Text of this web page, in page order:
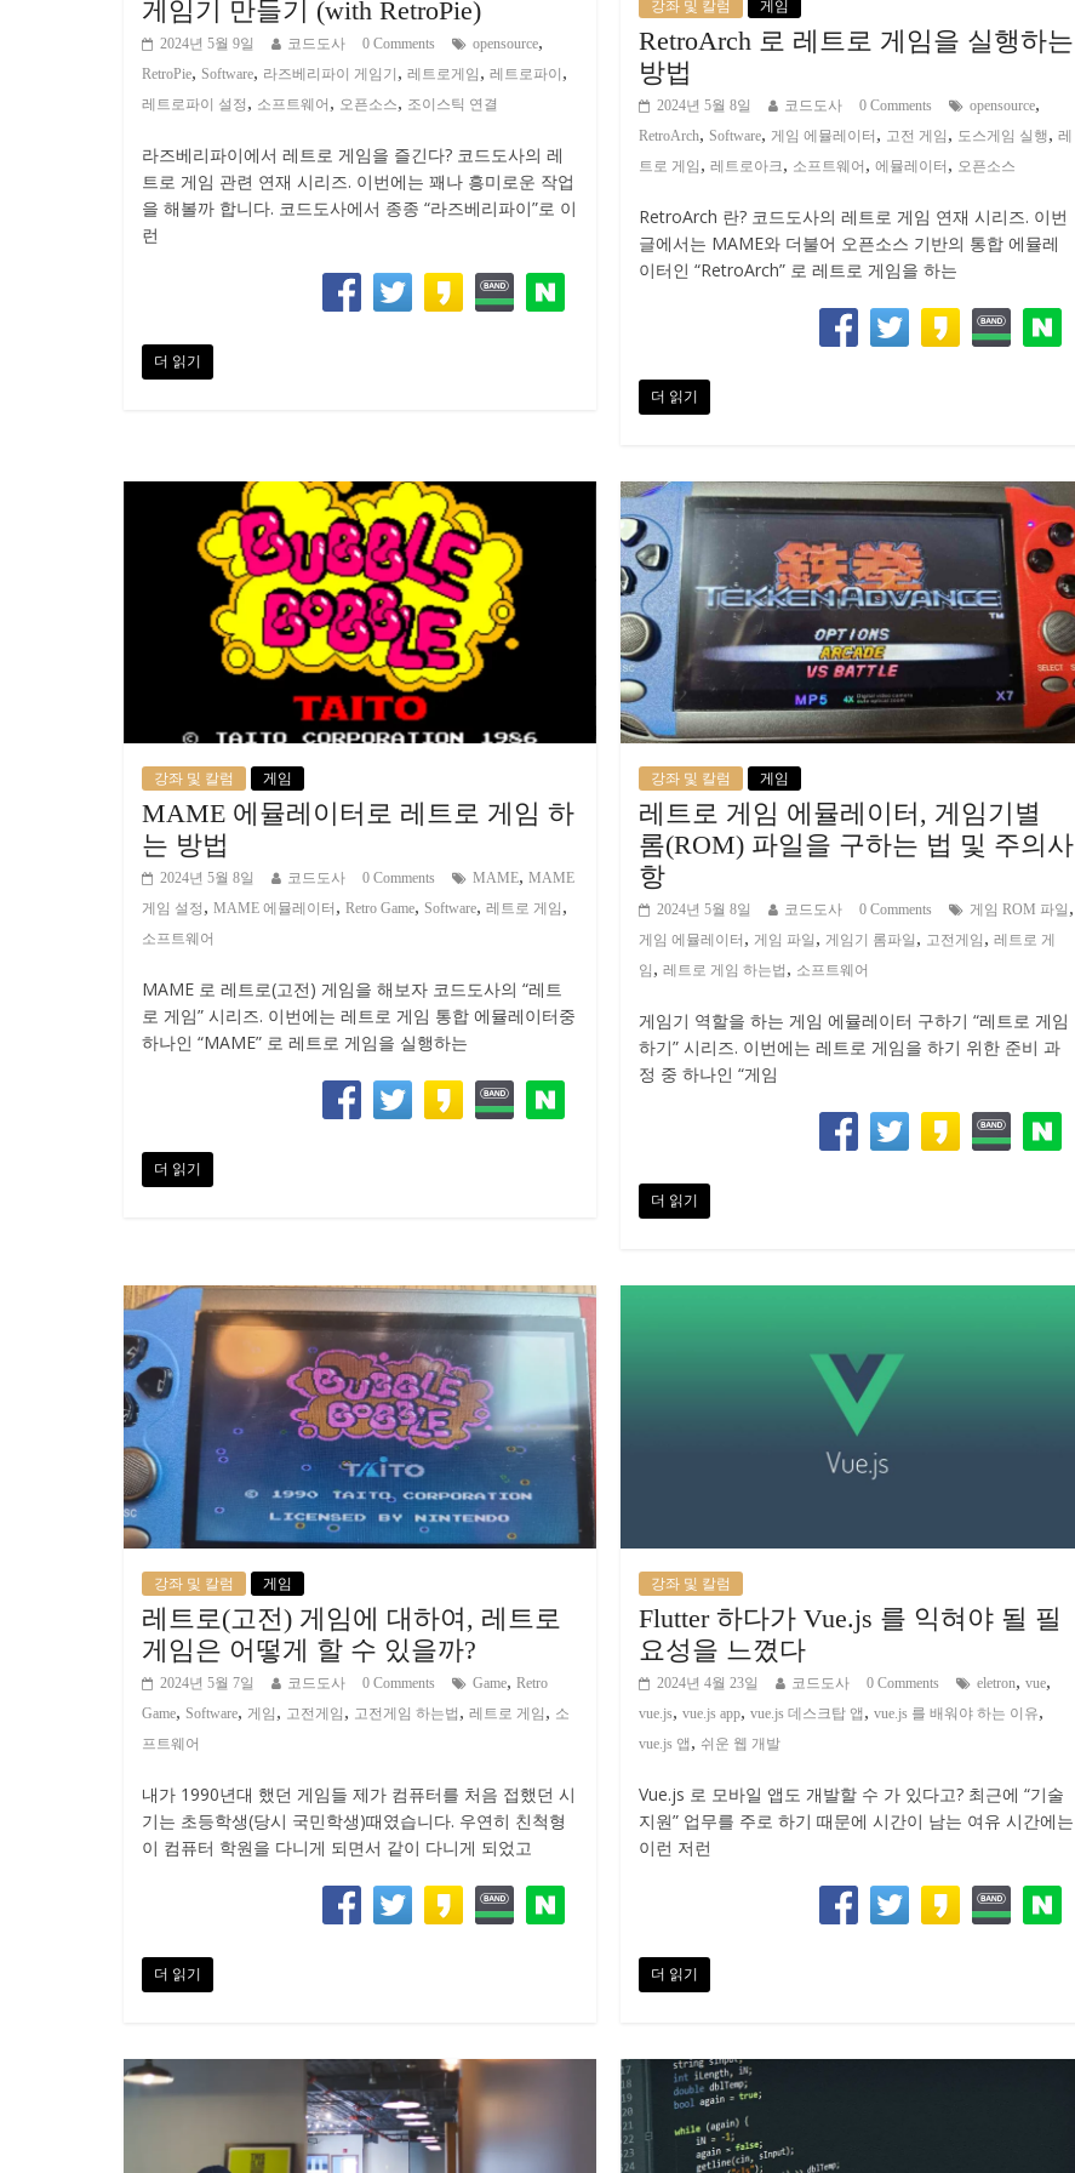
게임기 만들기 (with RetroPie)
2024년 5월 9일 코드도사 0 Comments opensource,
RetroPie, Software, 라즈베리파이 게임기 , 레트로게임 , 레트로파이 ,
레트로파이 설정 , 소프트웨어 , 오픈소스, 조이스틱 연결
라즈베리파이에서 레트로 게임을 즐긴다? 코드도사의 레
트로 게임 관련 연재 시리즈. 이번에는 꽤나 흥미로운 작업
을 해볼까 합니다. 코드도사에서 종종 “라즈베리파이”로 이
런
더 읽기
강좌 및 칼럼 게임
RetroArch 로 레트로 게임을 실행하는
방법
2024년 5월 8일 코드도사 0 Comments opensource,
RetroArch, Software, 게임 에뮬레이터 , 고전 게임 , 도스게임 실행,레
트로 게임 ,레트로아크 , 소프트웨어 ,에뮬레이터 , 오픈소스
RetroArch 란? 코드도사의 레트로 게임 연재 시리즈. 이번
글에서는 MAME와 더불어 오픈소스 기반의 통합 에뮬레
이터인 “RetroArch” 로 레트로 게임을 하는
더 읽기
강좌 및 칼럼 게임
MAME 에뮬레이터로 레트로 게임 하
는 방법
2024년 5월 8일 코드도사 0 Comments MAME, MAME
게임 설정 , MAME 에뮬레이터 , Retro Game, Software, 레트로 게임 ,
소프트웨어
MAME 로 레트로(고전) 게임을 해보자 코드도사의 “레트
로 게임” 시리즈. 이번에는 레트로 게임 통합 에뮬레이터중
하나인 “MAME” 로 레트로 게임을 실행하는
더 읽기
강좌 및 칼럼 게임
레트로 게임 에뮬레이터, 게임기별
롬(ROM) 파일을 구하는 법 및 주의사
항
2024년 5월 8일 코드도사 0 Comments 게임 ROM 파일 ,
게임 에뮬레이터 ,게임 파일 ,게임기 롬파일 , 고전게임 ,레트로 게
임 ,레트로 게임 하는법 , 소프트웨어
게임기 역할을 하는 게임 에뮬레이터 구하기 “레트로 게임
하기” 시리즈. 이번에는 레트로 게임을 하기 위한 준비 과
정 중 하나인 “게임
더 읽기
강좌 및 칼럼 게임
레트로(고전) 게임에 대하여, 레트로
게임은 어떻게 할 수 있을까?
2024년 5월 7일 코드도사 0 Comments Game, Retro
Game, Software, 게임 , 고전게임 , 고전게임 하는법 , 레트로 게임 , 소
프트웨어
내가 1990년대 했던 게임들 제가 컴퓨터를 처음 접했던 시
기는 초등학생(당시 국민학생)때였습니다. 우연히 친척형
이 컴퓨터 학원을 다니게 되면서 같이 다니게 되었고
더 읽기
강좌 및 칼럼
Flutter 하다가 Vue.js 를 익혀야 될 필
요성을 느꼈다
2024년 4월 23일 코드도사 0 Comments eletron,vue,
vue.js,vue.js app,vue.js 데스크탑 앱 ,vue.js 를 배워야 하는 이유,
vue.js 앱 , 쉬운 웹 개발
Vue.js 로 모바일 앱도 개발할 수 가 있다고? 최근에 “기술
지원” 업무를 주로 하기 때문에 시간이 남는 여유 시간에는
이런 저런
더 읽기